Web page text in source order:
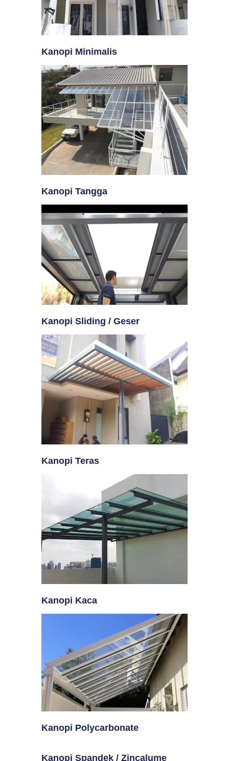
Kanopi Minimalis
Kanopi Tangga
Kanopi Sliding / Geser
Kanopi Teras
Kanopi Kaca
Kanopi Polycarbonate
Kanopi Spandek / Zincalume